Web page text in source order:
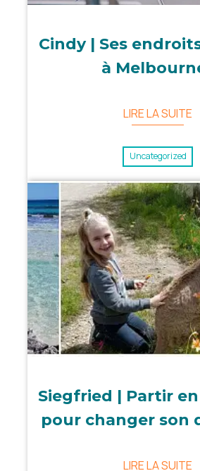
Cindy | Ses
à
LIRE LA SUITE
Uncategorized
Siegfried | Partir
pour changer son
LIRE LA SUITE